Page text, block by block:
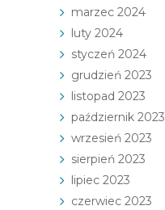
marzec 2024
luty 2024
styczeń 2024
grudzień 2023
listopad 2023
październik 2023
wrzesień 2023
sierpień 2023
lipiec 2023
czerwiec 2023